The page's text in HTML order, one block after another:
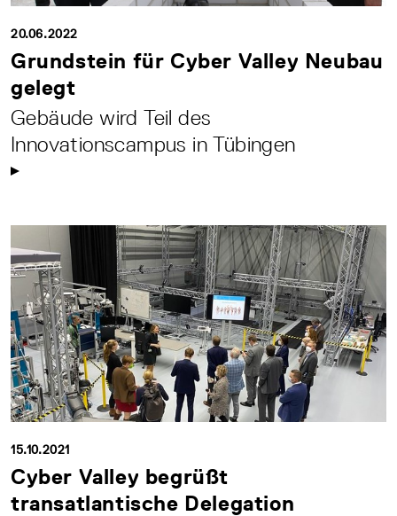
20.06.2022
Grundstein für Cyber Valley Neubau
gelegt
Gebäude wird Teil des
Innovationscampus in Tübingen
15.10.2021
Cyber Valley begrüßt
transatlantische Delegation